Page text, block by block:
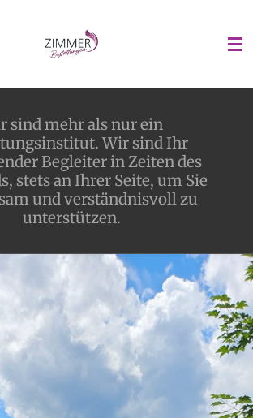
sind mehr als nur ein
Wir sind Ihr
Begleiter in Zeiten des
stets an Ihrer Seite, um Sie
und verständnisvoll zu
unterstützen.